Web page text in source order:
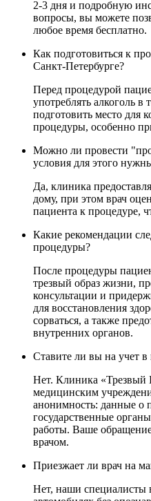
2-3 дня и подробную
вопросы, вы можете
любое время бесплатно.
Как подготовиться к
Санкт-Петербурге?
Перед процедурой
употреблять алкоголь в
подготовить место для
процедуры, особенно
Можно ли провести
условия для этого
Да, клиника
дому, при этом врач
пациента к процедуре,
Какие рекомендации
процедуры?
После процедуры
трезвый образ жизни,
консультации и
для восстановления
сорваться, а также
внутренних органов.
Ставите ли вы на учет в
Нет. Клиника «Трезвый
медицинским
анонимность: данные о
государственные
работы. Ваше
врачом.
Приезжает ли врач на
Нет, наши специалисты